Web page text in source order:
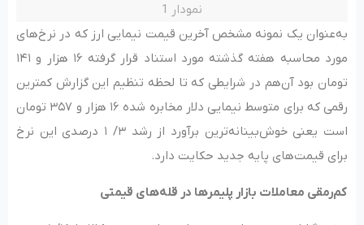
نمودار 1
به‌عنوان یک نمونه مشخص آخرین قیمت نیمایی ارز که در نرخ‌های
مورد محاسبه هفته گذشته مورد استناد قرار گرفته ۱۶ هزار و ۱۴۱
تومان بود آن‌هم در شرایطی که تا لحظه تنظیم این گزارش کمترین
رقمی که برای متوسط نیمایی دلار مخابره شده ۱۶ هزار و ۳۵۷ تومان
است یعنی خوش‌بینانه‌ترین برآورد از رشد ۳/ ۱ درصدی این نرخ
برای قیمت‌های پایه جدید حکایت دارد.
کم‌رمقی معاملات بازار پلیمرها در قله‌های قیمتی